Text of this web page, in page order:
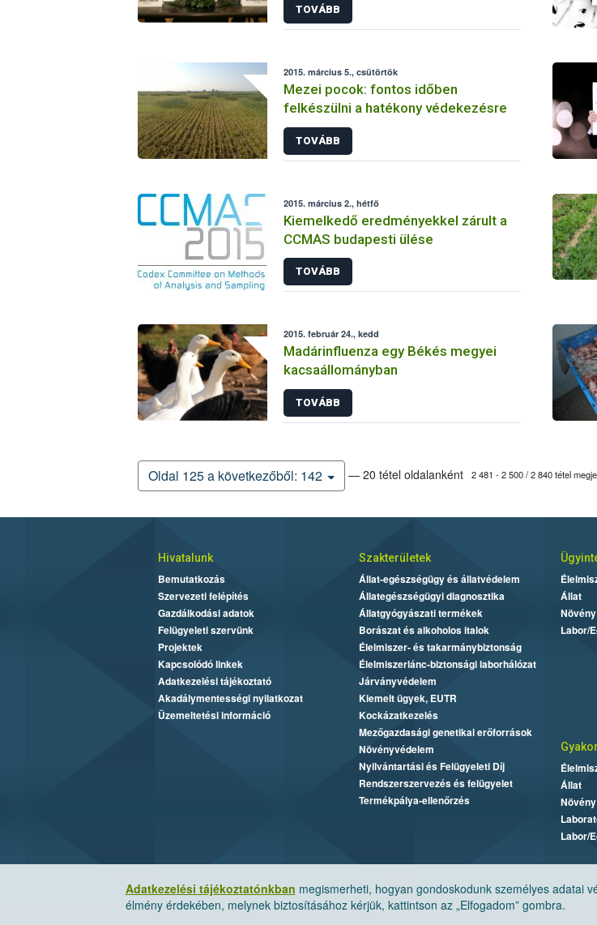
TOVÁBB
2015. március 5., csütörtök
Mezei pocok: fontos időben
felkészülni a hatékony védekezésre
TOVÁBB
2015. március 2., hétfő
Kiemelkedő eredményekkel zárult a
CCMAS budapesti ülése
TOVÁBB
2015. február 24., kedd
Madárinfluenza egy Békés megyei
kacsaállományban
TOVÁBB
Oldal 125 a következőből: 142 — 20 tétel oldalanként 2 481 - 2 500 / 2 840 tétel
Adatkezelési tájékoztatónkban megismerheti, hogyan gondoskodunk személyes adatai
élmény érdekében, melynek biztosításához kérjük, kattintson az „Elfogadom” gombra.
Hivatalunk
Bemutatkozás
Szervezeti felépítés
Gazdálkodási adatok
Felügyeleti szervünk
Projektek
Kapcsolódó linkek
Adatkezelési tájékoztató
Akadálymentességi nyilatkozat
Üzemeltetési információ
Szakterületek
Állat-egészségügy és állatvédelem
Állategészségügyi diagnosztika
Állatgyógyászati termékek
Borászat és alkoholos italok
Élelmiszer- és takarmánybiztonság
Élelmiszerlánc-biztonsági laborhálózat
Járványvédelem
Kiemelt ügyek, EUTR
Kockázatkezelés
Mezőgazdasági genetikai erőforrások
Növényvédelem
Nyilvántartási és Felügyeleti Díj
Rendszerszervezés és felügyelet
Termékpálya-ellenőrzés
Állat
Növény
Labor/
Állat
Növény
Labor/